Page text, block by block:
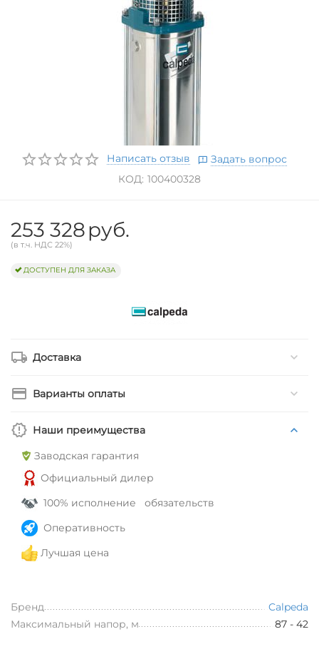
Написать отзыв
Задать вопрос
КОД: 100400328
253 328руб.
(в т.ч. НДС 22%)
ДОСТУПЕН ДЛЯ ЗАКАЗА
Доставка
Варианты оплаты
Наши преимущества
Заводская гарантия
Официальный дилер
100% исполнение обязательств
Оперативность
Лучшая цена
Бренд
Calpeda
Максимальный напор, м
87 - 42